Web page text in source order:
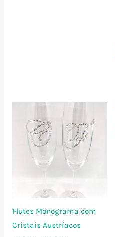
Flutes Monograma com
Cristais Austríacos
Price
17.50 €
through
22.50 €